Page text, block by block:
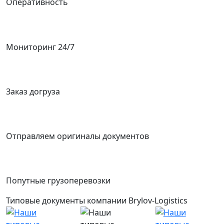
Мониторинг 24/7
Заказ догруза
Отправляем оригиналы документов
Попутные грузоперевозки
Типовые документы компании Brylov-Logistics